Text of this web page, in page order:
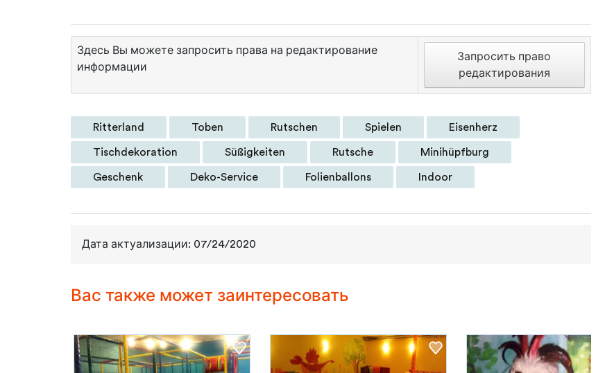
Здесь Вы можете запросить права на редактирование
информации
Запросить право
редактирования
Ritterland Toben Rutschen Spielen Eisenherz
Tischdekoration Süßigkeiten Rutsche Minihüpfburg
Geschenk Deko-Service Folienballons Indoor
Дата актуализации: 07/24/2020
Вас также может заинтересовать